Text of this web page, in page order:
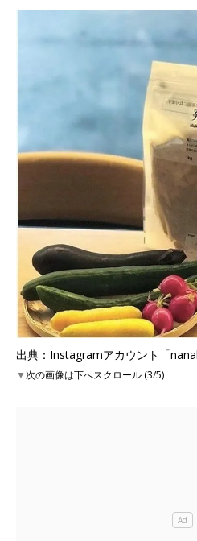
出典：Instagramアカウント「
▼次の画像は下へスクロール (3/5)